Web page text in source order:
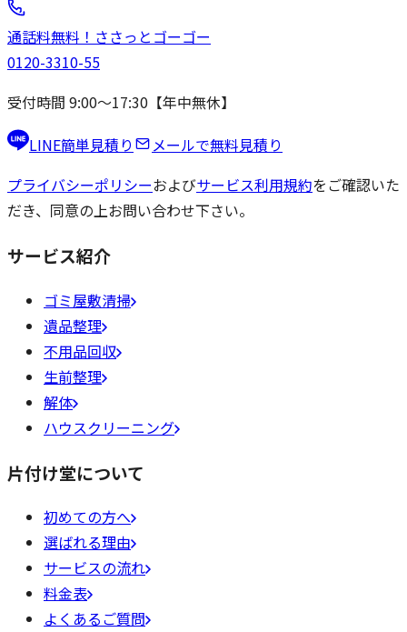
通話料無料！ ささっと ゴーゴー
0120-3310-55
受付時間 9:00〜17:30【年中無休】
LINE簡単見積り
メールで無料見積り
プライバシーポリシーおよびサービス利用規約をご確認いた
だき、同意の上お問い合わせ下さい。
サービス紹介
ゴミ屋敷清掃
遺品整理
不用品回収
生前整理
解体
ハウスクリーニング
片付け堂について
初めての方へ
選ばれる理由
サービスの流れ
料金表
よくあるご質問